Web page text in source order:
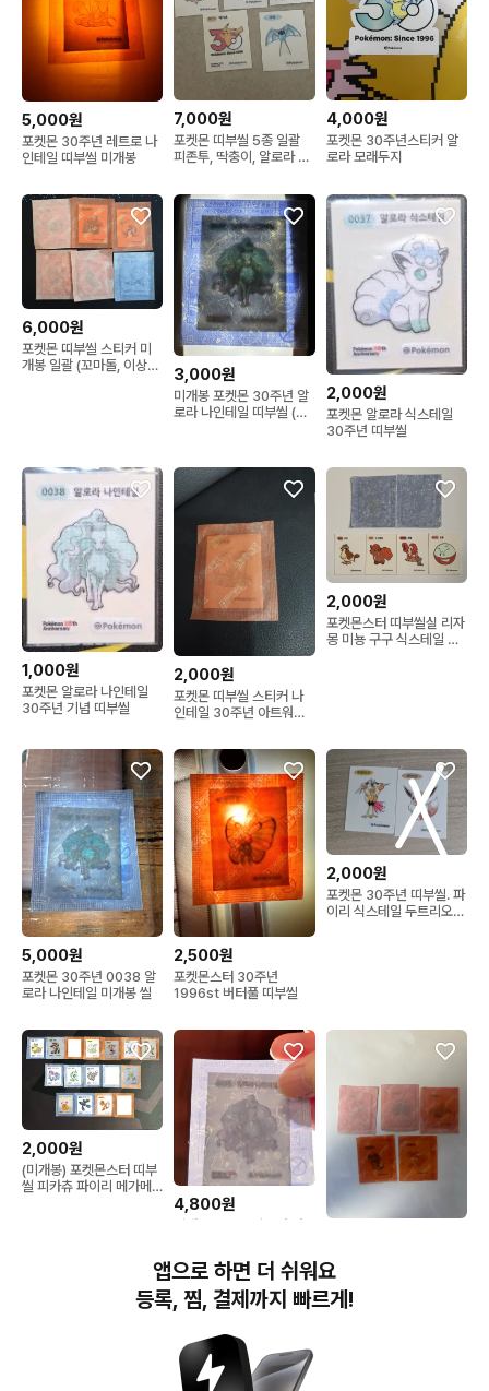
5,000원
포켓몬 30주년 레트로 나
인테일 띠부씰 미개봉
7,000원
포켓몬 띠부씰 5종 일괄
피존투, 딱충이, 알로라 나
4,000원
포켓몬 30주년스티커 알
로라 모래두지
6,000원
포켓몬 띠부씰 스티커 미
개봉 일괄 (꼬마돌, 이상해
3,000원
미개봉 포켓몬 30주년 알
로라 나인테일 띠부씰 (수
2,000원
포켓몬 알로라 식스테일
30주년 띠부씰
1,000원
포켓몬 알로라 나인테일
30주년 기념 띠부씰
2,000원
포켓몬 띠부씰 스티커 나
인테일 30주년 아트워크
2,000원
포켓몬스터 띠부씰실 리자
몽 미뇽 구구 식스테일 붐
5,000원
포켓몬 30주년 0038 알
로라 나인테일 미개봉 씰
2,500원
포켓몬스터 30주년
1996st 버터풀 띠부씰
2,000원
포켓몬 30주년 띠부씰. 파
이리 식스테일 두트리오
2,000원
(미개봉) 포켓몬스터 띠부
씰 피카츄 파이리 메가메
4,800원
띠부씰 이상해꽃,고라파
덕,날쌩마,우츠동,캐터피
앱으로 하면 더 쉬워요
등록, 찜, 결제까지 빠르게!